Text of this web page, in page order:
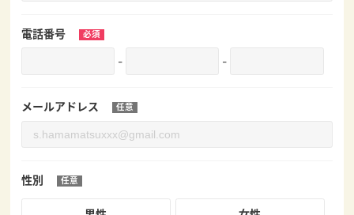
電話番号
- -
メールアドレス
性別